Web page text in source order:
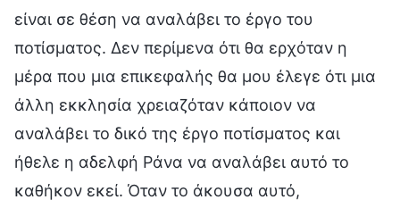
είναι σε θέση να αναλάβει το έργο του
ποτίσματος. Δεν περίμενα ότι θα ερχόταν η
μέρα που μια επικεφαλής θα μου έλεγε ότι μια
άλλη εκκλησία χρειαζόταν κάποιον να
αναλάβει το δικό της έργο ποτίσματος και
ήθελε η αδελφή Ράνα να αναλάβει αυτό το
καθήκον εκεί. Όταν το άκουσα αυτό,